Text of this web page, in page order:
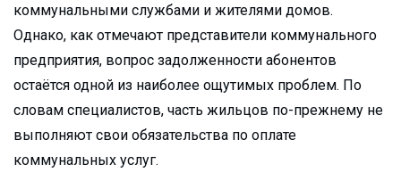
коммунальными службами и жителями домов.
Однако, как отмечают представители коммунального
предприятия, вопрос задолженности абонентов
остаётся одной из наиболее ощутимых проблем. По
словам специалистов, часть жильцов по-прежнему не
выполняют свои обязательства по оплате
коммунальных услуг.